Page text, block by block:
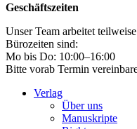
Geschäftszeiten
Unser Team arbeitet
Bürozeiten sind:
Mo bis Do: 10:00–16:00
Bitte vorab Termin
Verlag
Über uns
Manuskripte